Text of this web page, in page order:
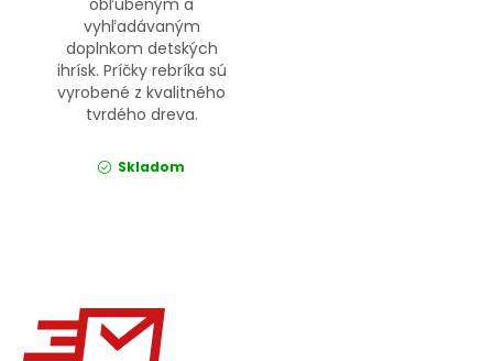
vyhľadávaným
doplnkom detských
ihrísk. Príčky rebríka sú
vyrobené z kvalitného
tvrdého dreva.
Skladom